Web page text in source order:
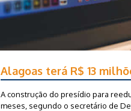
Alagoas terá R$ 13
A construção do presídio para
meses, segundo o secretário de